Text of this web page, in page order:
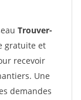
Trouver-
gratuite et
recevoir
Une
demandes